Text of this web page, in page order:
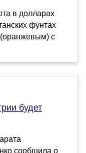
в долларах
фунтах
с
будет
сообщила о